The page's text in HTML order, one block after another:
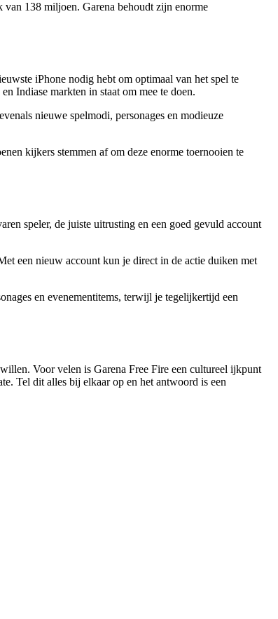
van 138 miljoen. Garena behoudt zijn enorme
iPhone nodig hebt om optimaal van het spel te
Indiase markten in staat om mee te doen.
nieuwe spelmodi, personages en modieuze
kijkers stemmen af om deze enorme toernooien te
speler, de juiste uitrusting en een goed gevuld account
een nieuw account kun je direct in de actie duiken met
en evenementitems, terwijl je tegelijkertijd een
Voor velen is Garena Free Fire een cultureel ijkpunt
Tel dit alles bij elkaar op en het antwoord is een